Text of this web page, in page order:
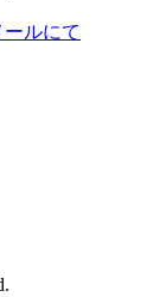
ルにて